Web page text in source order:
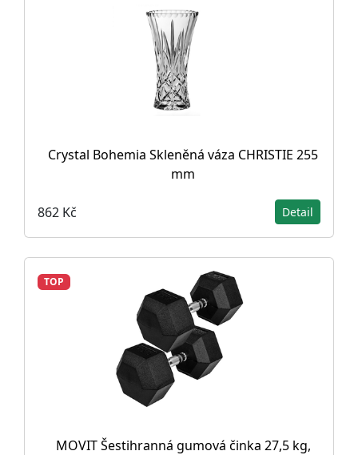
Crystal Bohemia Skleněná váza CHRISTIE 255
mm
862 Kč Detail
TOP
MOVIT Šestihranná gumová činka 27,5 kg,